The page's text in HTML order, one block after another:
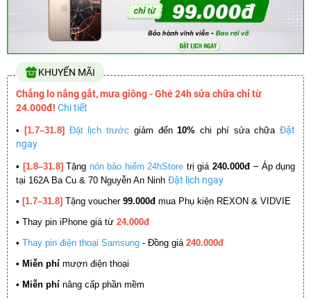
KHUYẾN MÃI
Chẳng lo nắng gắt, mưa giông - Ghé 24h sửa chữa chỉ từ
24.000đ! Chi tiết
• [1.7–31.8] Đặt lịch trước giảm đến10% chi phí sửa chữa Đặt
ngay
• [1.8–31.8] Tặng nón bảo hiểm 24hStore trị giá 240.000đ – Áp dụng
tại 162A Ba Cu & 70 Nguyễn An Ninh Đặt lịch ngay
• [1.7–31.8] Tặng voucher 99.000đ mua Phụ kiện REXON & VIDVIE
• Thay pin iPhone giá từ 24.000đ
• Thay pin điện thoại Samsung - Đồng giá 240.000đ
• Miễn phí mượn điện thoại
• Miễn phí nâng cấp phần mềm